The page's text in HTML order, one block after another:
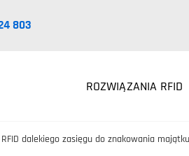
803
ROZWIĄZANIA RFID
dalekiego zasięgu do znakowania majątku